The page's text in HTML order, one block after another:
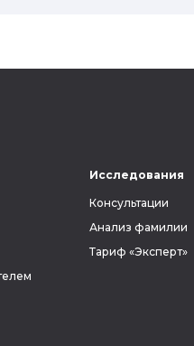
губернии,
Исследования
Консультации
Анализ фамилии
Тариф «Эксперт»